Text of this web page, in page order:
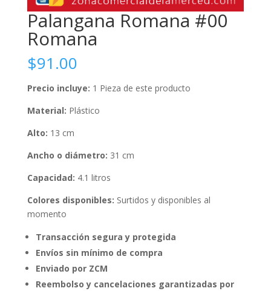
Palangana Romana #00
Romana
$91.00
Precio incluye: 1 Pieza de este producto
Material: Plástico
Alto: 13 cm
Ancho o diámetro: 31 cm
Capacidad: 4.1 litros
Colores disponibles: Surtidos y disponibles al
momento
Transacción segura y protegida
Envíos sin mínimo de compra
Enviado por ZCM
Reembolso y cancelaciones garantizadas por